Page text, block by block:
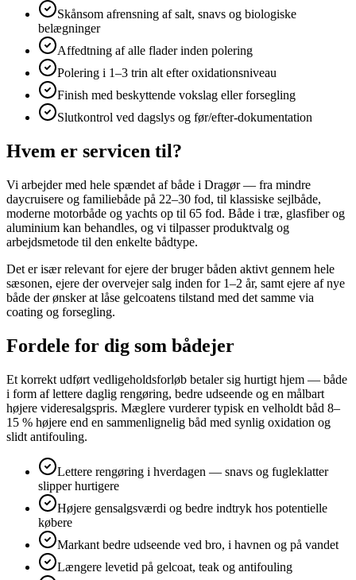
Skånsom afrensning af salt, snavs og biologiske
belægninger
Affedtning af alle flader inden polering
Polering i 1–3 trin alt efter oxidationsniveau
Finish med beskyttende vokslag eller forsegling
Slutkontrol ved dagslys og før/efter-dokumentation
Hvem er servicen til?
Vi arbejder med hele spændet af både i Dragør — fra mindre
daycruisere og familiebåde på 22–30 fod, til klassiske sejlbåde,
moderne motorbåde og yachts op til 65 fod. Både i træ, glasfiber og
aluminium kan behandles, og vi tilpasser produktvalg og
arbejdsmetode til den enkelte bådtype.
Det er især relevant for ejere der bruger båden aktivt gennem hele
sæsonen, ejere der overvejer salg inden for 1–2 år, samt ejere af nye
både der ønsker at låse gelcoatens tilstand med det samme via
coating og forsegling.
Fordele for dig som bådejer
Et korrekt udført vedligeholdsforløb betaler sig hurtigt hjem — både
i form af lettere daglig rengøring, bedre udseende og en målbart
højere videresalgspris. Mæglere vurderer typisk en velholdt båd 8–
15 % højere end en sammenlignelig båd med synlig oxidation og
slidt antifouling.
Lettere rengøring i hverdagen — snavs og fugleklatter
slipper hurtigere
Højere gensalgsværdi og bedre indtryk hos potentielle
købere
Markant bedre udseende ved bro, i havnen og på vandet
Længere levetid på gelcoat, teak og antifouling